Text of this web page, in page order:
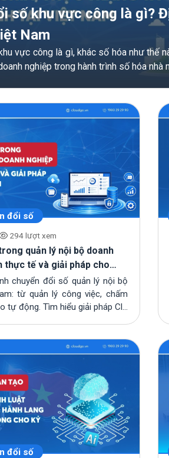
số khu vực công là gì?
Nam
vực công là gì, khác số hóa như thế
nghiệp trong hành trình số hóa nhà
đổi số
294 lượt xem
quản lý nội bộ doanh
thực tế và giải pháp cho
chuyển đổi số quản lý nội bộ
từ quản lý công việc, chấm
tự động. Tìm hiểu giải pháp Cl...
đổi số